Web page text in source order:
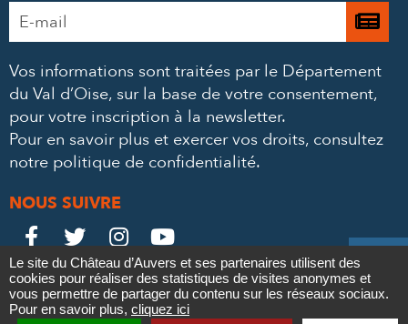
Contact
Adresse
e-
*
Je
à
Vos informations sont traitées par le Département
du Val d’Oise, sur la base de votre consentement,
pour votre inscription à la newsletter.
Pour en savoir plus et exercer vos droits, consultez
notre politique de confidentialité.
NOUS SUIVRE
Le
Château
sur

Le
Château
sur

Le
Château
sur

Le
Château
sur

Mentions légales Politique de confidentialité
Crédits
Partenaires & Mécènes
Recrutement
Le site du Château d’Auvers et ses partenaires utilisent des
cookies pour réaliser des statistiques de visites anonymes et
vous permettre de partager du contenu sur les réseaux sociaux.
Pour en savoir plus, cliquez ici